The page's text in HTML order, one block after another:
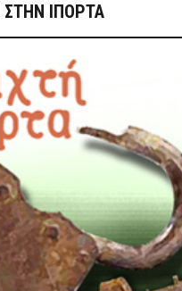
IΠΟΡΤΑ